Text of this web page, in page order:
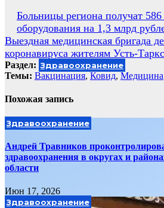
Навигация
по
записям
Больницы региона получат
оборудования на 1,3 млрд
Выездная медицинская бригада
коронавируса жителям Усть-
Раздел: Здравоохранение
Темы: Вакцинация, Ковид, Медицина
Похожая запись
Здравоохранение
Андрей Травников
здравоохранения в округах и
области
Июн 17, 2026
Здравоохранение